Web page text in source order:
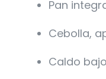
Pan
Cebolla,
Caldo